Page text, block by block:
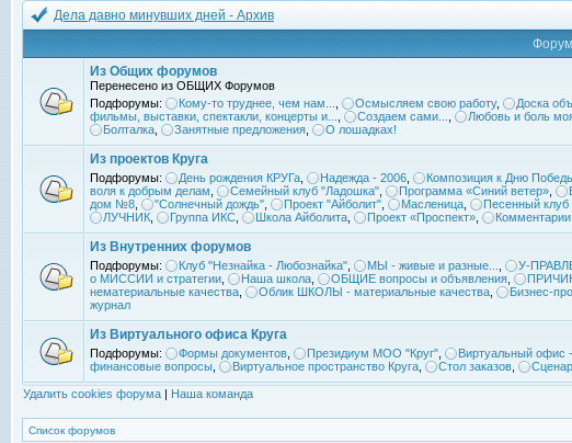
Дела давно минувших дней - Архив
Форум
Из Общих форумов
Перенесено из ОБЩИХ Форумов
Подфорумы:
Кому-то труднее, чем нам... Осмысляем свою работу, Доска
фильмы, выставки, спектакли, концерты и...
Создаем сами... Любовь и боль
Болталка
Занятные предложения О лошадках!
Из проектов Круга
Подфорумы: День рождения КРУГа Надежда - 2006 Композиция к Дню
воля к добрым делам
Семейный клуб "Ладошка" Программа «Синий ветер»
дом №8
"Солнечный дождь" Проект "Айболит" Масленица Песенный клуб
ЛУЧНИК
Группа ИКС Школа Айболита Проект «Проспект»
Из Внутренних форумов
Подфорумы: Клуб "Незнайка - Любознайка" МЫ - живые и разные... У-
о МИССИИ и стратегии
Наша школа ОБЩИЕ вопросы и объявления
нематериальные качества
Облик ШКОЛЫ - материальные качества Бизнес-
журнал
Из Виртуального офиса Круга
Подфорумы: Формы документов Президиум МОО "Круг" Виртуальный офис
финансовые вопросы
Виртуальное пространство Круга Стол заказов
Удалить cookies форума | Наша команда
Список форумов